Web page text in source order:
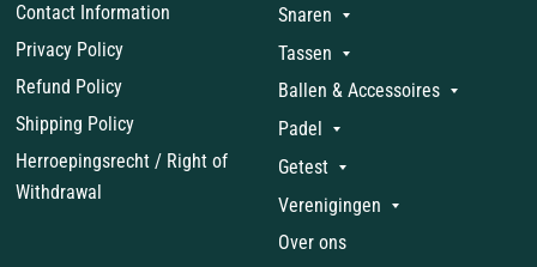
Contact Information
Privacy Policy
Refund Policy
Shipping Policy
Herroepingsrecht / Right of
Withdrawal
Snaren
Tassen
Ballen & Accessoires
Padel
Getest
Verenigingen
Over ons